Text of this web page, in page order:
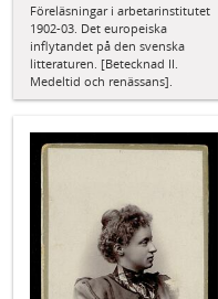
Föreläsningar i arbetarinstitutet
1902-03. Det europeiska
inflytandet på den svenska
litteraturen. [Betecknad II.
Medeltid och renässans].